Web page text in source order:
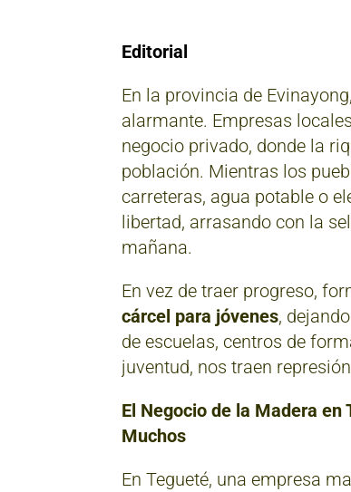
Editorial
En la provincia de
alarmante. Empresas
negocio privado, donde la
población. Mientras los
carreteras, agua potable o
libertad, arrasando con la
mañana.
En vez de traer progreso,
cárcel para jóvenes,
de escuelas, centros de
juventud, nos traen
El Negocio de la Madera
Muchos
En Tegueté, una empresa